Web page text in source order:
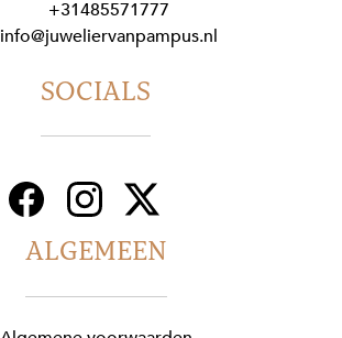
+31485571777
info@juweliervanpampus.nl
ALGEMEEN
SOCIALS